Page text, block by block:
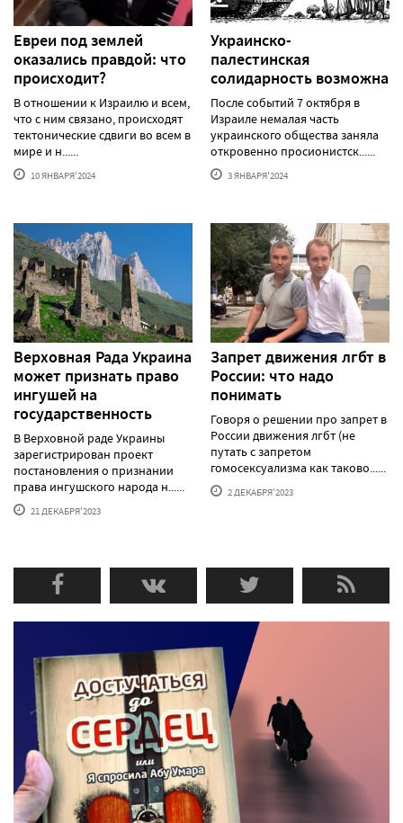
Евреи под землей
оказались правдой: что
происходит?
В отношении к Израилю и всем,
что с ним связано, происходят
тектонические сдвиги во всем в
мире и н......
10 ЯНВАРЯ'2024
Украинско-
палестинская
солидарность возможна
После событий 7 октября в
Израиле немалая часть
украинского общества заняла
откровенно просионистск......
3 ЯНВАРЯ'2024
Верховная Рада Украина
может признать право
ингушей на
государственность
В Верховной раде Украины
зарегистрирован проект
постановления о признании
права ингушского народа н......
21 ДЕКАБРЯ'2023
Запрет движения лгбт в
России: что надо
понимать
Говоря о решении про запрет в
России движения лгбт (не
путать с запретом
гомосексуализма как таково......
2 ДЕКАБРЯ'2023